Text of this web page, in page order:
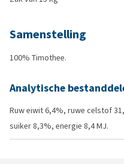
Samenstelling
100% Timothee.
Analytische
Ruw eiwit 6,4%, ruwe celstof
suiker 8,3%, energie 8,4 MJ.